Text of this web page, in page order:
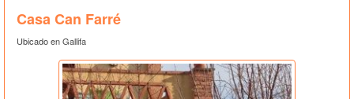
Casa Can Farré
Ubicado en Gallifa